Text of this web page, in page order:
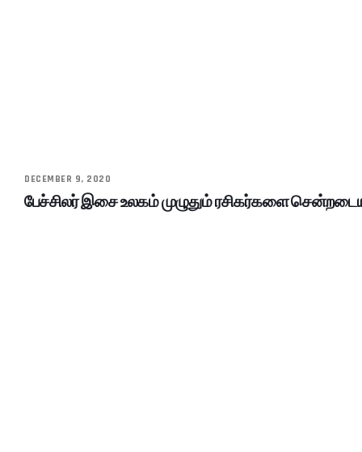
DECEMBER 9, 2020
பேச்சிலர் இசை உலகம் முழுதும் ரசிகர்களை